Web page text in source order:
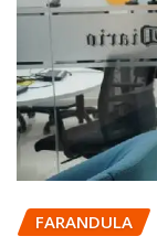
FARANDULA